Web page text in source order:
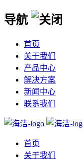
导航
首页
关于我们
产品中心
解决方案
新闻中心
联系我们
首页
关于我们